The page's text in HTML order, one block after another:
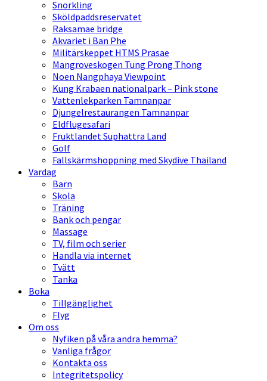
Snorkling
Sköldpaddsreservatet
Raksamae bridge
Akvariet i Ban Phe
Militärskeppet HTMS Prasae
Mangroveskogen Tung Prong Thong
Noen Nangphaya Viewpoint
Kung Krabaen nationalpark – Pink stone
Vattenlekparken Tamnanpar
Djungelrestaurangen Tamnanpar
Eldflugesafari
Fruktlandet Suphattra Land
Golf
Fallskärmshoppning med Skydive Thailand
Vardag
Barn
Skola
Träning
Bank och pengar
Massage
TV, film och serier
Handla via internet
Tvätt
Tanka
Boka
Tillgänglighet
Flyg
Om oss
Nyfiken på våra andra hemma?
Vanliga frågor
Kontakta oss
Integritetspolicy